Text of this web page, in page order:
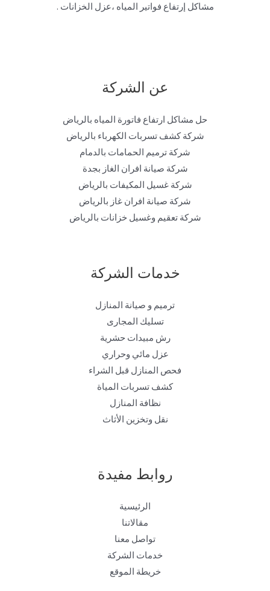
مشاكل إرتفاع فواتير المياه ،عزل الخزانات .
عن الشركة
حل مشاكل ارتفاع فاتورة المياه بالرياض
شركة كشف تسربات الكهرباء بالرياض
شركة ترميم الحمامات بالدمام
شركة صيانة افران الغاز بجدة
شركة غسيل المكيفات بالرياض
شركة صيانة افران غاز بالرياض
شركة تعقيم وغسيل خزانات بالرياض
خدمات الشركة
ترميم و صيانة المنازل
تسليك المجارى
رش مبيدات حشرية
عزل مائي وحراري
فحص المنازل قبل الشراء
كشف تسربات المياة
نظافة المنازل
نقل وتخزين الأثاث
روابط مفيدة
الرئيسية
مقالاتنا
تواصل معنا
خدمات الشركة
خريطة الموقع